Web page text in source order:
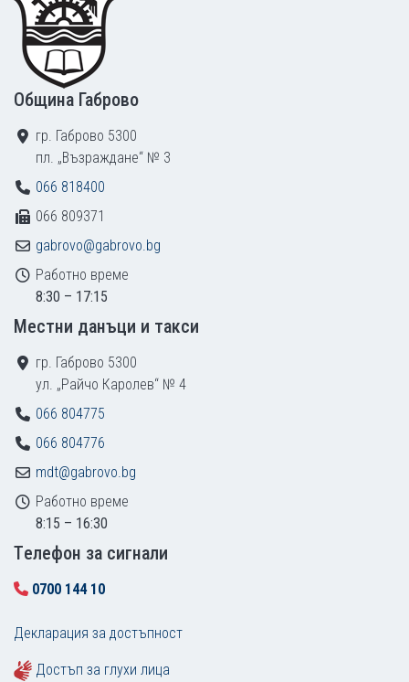
Община Габрово
гр. Габрово 5300
пл. „Възраждане“ № 3
066 818400
066 809371
gabrovo@gabrovo.bg
Работно време
8:30 – 17:15
Местни данъци и такси
гр. Габрово 5300
ул. „Райчо Каролев“ № 4
066 804775
066 804776
mdt@gabrovo.bg
Работно време
8:15 – 16:30
Tелефон за сигнали
0700 144 10
Декларация за достъпност
Достъп за глухи лица